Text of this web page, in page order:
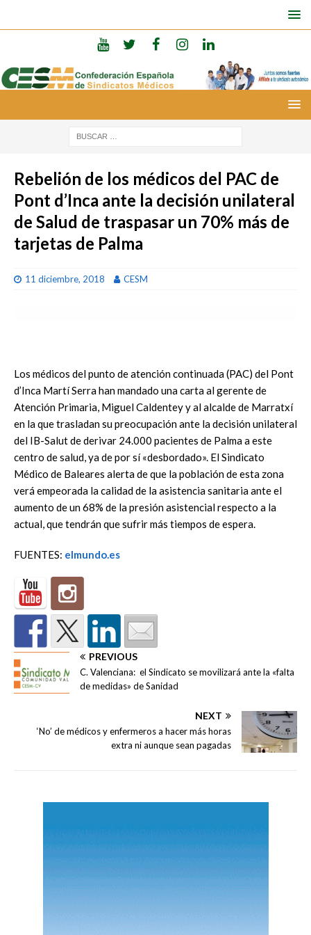
Rebelión de los médicos del PAC de
Pont d’Inca ante la decisión unilateral
de Salud de traspasar un 70% más de
tarjetas de Palma
11 diciembre, 2018 CESM
Los médicos del punto de atención continuada (PAC) del Pont
d’Inca Martí Serra han mandado una carta al gerente de
Atención Primaria, Miguel Caldentey y al alcalde de Marratxí
en la que trasladan su preocupación ante la decisión unilateral
del IB-Salut de derivar 24.000 pacientes de Palma a este
centro de salud, ya de por sí «desbordado». El Sindicato
Médico de Baleares alerta de que la población de esta zona
verá empeorada la calidad de la asistencia sanitaria ante el
aumento de un 68% de la presión asistencial respecto a la
actual, que tendrán que sufrir más tiempos de espera.
FUENTES: elmundo.es
PREVIOUS
C. Valenciana: el Sindicato se movilizará ante la «falta
de medidas» de Sanidad
NEXT
‘No’ de médicos y enfermeros a hacer más horas
extra ni aunque sean pagadas